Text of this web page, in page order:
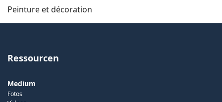
Peinture et décoration
Ressourcen
Medium
Fotos